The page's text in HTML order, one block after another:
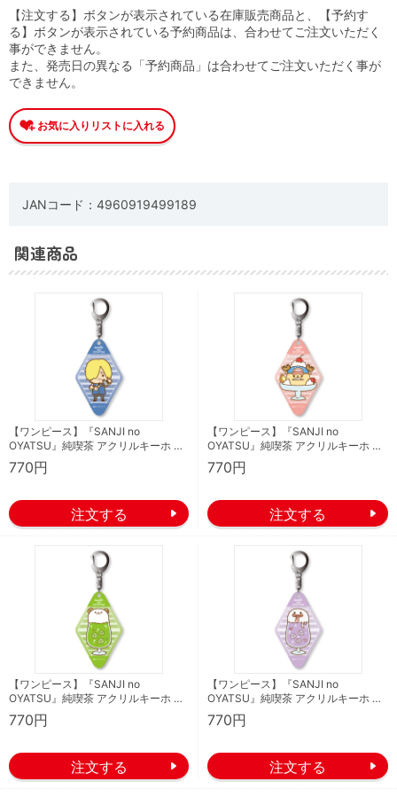
【注文する】ボタンが表示されている在庫販売商品と、【予約す
る】ボタンが表示されている予約商品は、合わせてご注文いただく
事ができません。
また、発売日の異なる「予約商品」は合わせてご注文いただく事が
できません。
JANコード：4960919499189
関連商品
【ワンピース】『SANJI no
OYATSU』純喫茶 アクリルキーホ …
770円
【ワンピース】『SANJI no
OYATSU』純喫茶 アクリルキーホ …
770円
【ワンピース】『SANJI no
OYATSU』純喫茶 アクリルキーホ …
770円
【ワンピース】『SANJI no
OYATSU』純喫茶 アクリルキーホ …
770円